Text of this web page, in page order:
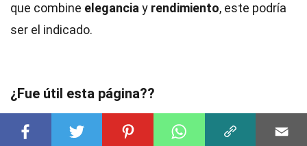
que combine elegancia y rendimiento, este podría
ser el indicado.
¿Fue útil esta página??